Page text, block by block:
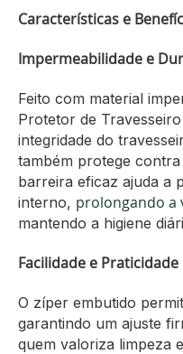
Características e
Impermeabilidade e
Feito com material
Protetor de
integridade do
também protege
barreira eficaz ajuda a
interno, prolongando a
mantendo a higiene
Facilidade e Praticidade
O zíper embutido
garantindo um ajuste
quem valoriza limpeza